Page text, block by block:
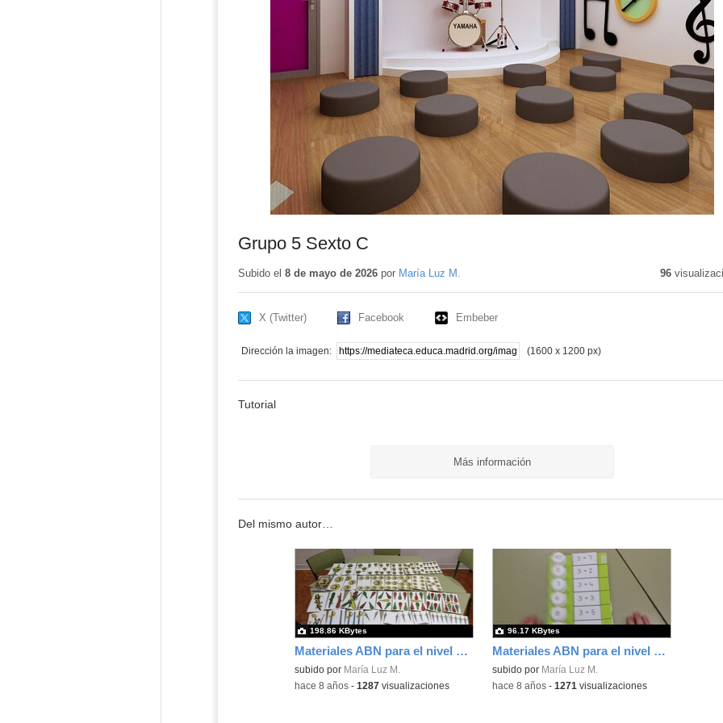
Grupo 5 Sexto C
Subido el 8 de mayo de 2026por María Luz M. 96
X (Twitter) Facebook Embeber
Dirección la imagen: (1600 x 1200 px)
Tutorial
Más información
Del mismo autor…
Materiales ABN para el nivel de 5 años 4
subido por María Luz M.
198.86 KBytes
-hace 8 años- 1287visualizaciones
Materiales ABN para el nivel de 5 años 1
subido por María Luz M.
96.17 KBytes
-hace 8 años- 1271 visualizaciones